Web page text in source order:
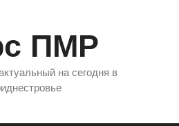
ПМР
на сегодня в